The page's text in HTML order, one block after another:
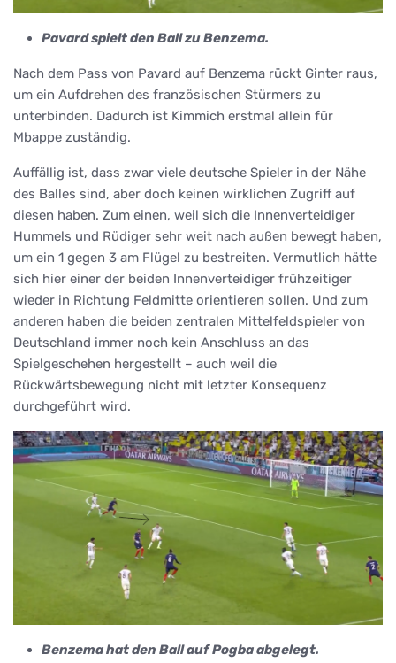
Pavard spielt den Ball zu Benzema.
Nach dem Pass von Pavard auf Benzema rückt Ginter raus,
um ein Aufdrehen des französischen Stürmers zu
unterbinden. Dadurch ist Kimmich erstmal allein für
Mbappe zuständig.
Auffällig ist, dass zwar viele deutsche Spieler in der Nähe
des Balles sind, aber doch keinen wirklichen Zugriff auf
diesen haben. Zum einen, weil sich die Innenverteidiger
Hummels und Rüdiger sehr weit nach außen bewegt haben,
um ein 1 gegen 3 am Flügel zu bestreiten. Vermutlich hätte
sich hier einer der beiden Innenverteidiger frühzeitiger
wieder in Richtung Feldmitte orientieren sollen. Und zum
anderen haben die beiden zentralen Mittelfeldspieler von
Deutschland immer noch kein Anschluss an das
Spielgeschehen hergestellt – auch weil die
Rückwärtsbewegung nicht mit letzter Konsequenz
durchgeführt wird.
Benzema hat den Ball auf Pogba abgelegt.